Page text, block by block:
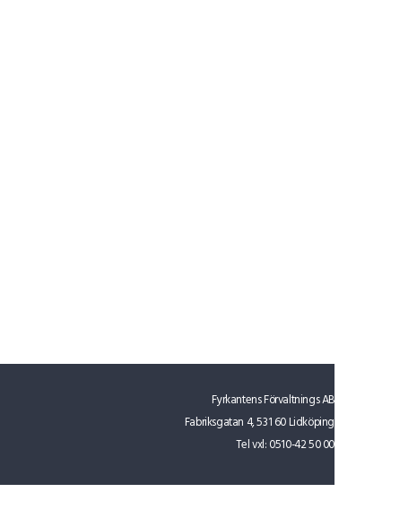
Fyrkantens Förvaltnings AB
Fabriksgatan 4, 531 60 Lidköping
Tel vxl:0510-42 50 00